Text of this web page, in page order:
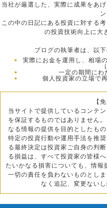
当社が厳選した、実際に成果をあ
この中の日記にある投資に対する
の投資技術向上に大
ブログの執筆者は、以
実際にお金を運用し、相場
一定の期間にわ
個人投資家の立場で
【
当サイトで提供しているコンテ
を保証するものではありません
なる情報の提供を目的としたも
特定の投資行動や運用手法を推
る最終決定は投資家ご自身の判
る損益は、すべて投資家の皆様
たいかなる損害についても、情
一切の責任を負わないものとし
なく追記、変更ない